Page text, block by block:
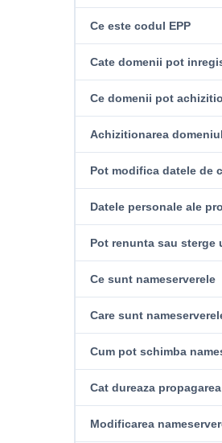
Ce este codul EPP
Cate domenii pot
Ce domenii pot
Achizitionarea
Pot modifica datele de
Datele personale ale
Pot renunta sau sterge
Ce sunt nameserverele
Care sunt
Cum pot schimba
Cat dureaza
Modificarea